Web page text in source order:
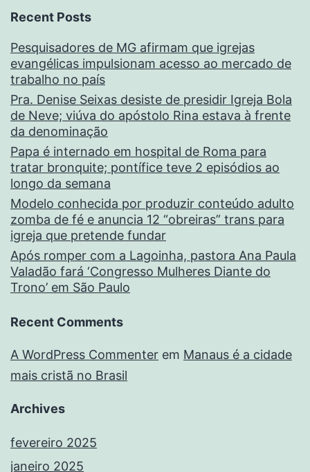
Recent Posts
Pesquisadores de MG afirmam que igrejas
evangélicas impulsionam acesso ao mercado de
trabalho no país
Pra. Denise Seixas desiste de presidir Igreja Bola
de Neve; viúva do apóstolo Rina estava à frente
da denominação
Papa é internado em hospital de Roma para
tratar bronquite; pontífice teve 2 episódios ao
longo da semana
Modelo conhecida por produzir conteúdo adulto
zomba de fé e anuncia 12 “obreiras” trans para
igreja que pretende fundar
Após romper com a Lagoinha, pastora Ana Paula
Valadão fará ‘Congresso Mulheres Diante do
Trono’ em São Paulo
Recent Comments
A WordPress Commenter em Manaus é a cidade
mais cristã no Brasil
Archives
fevereiro 2025
janeiro 2025